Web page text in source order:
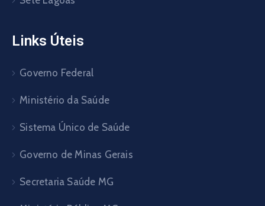
Links Úteis
Governo Federal
Ministério da Saúde
Sistema Único de Saúde
Governo de Minas Gerais
Secretaria Saúde MG